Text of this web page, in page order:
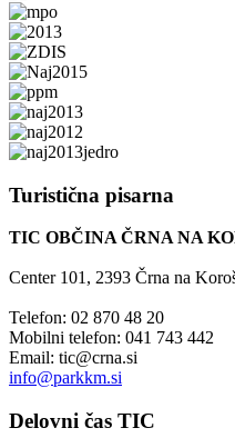
Turistična pisarna
TIC OBČINA ČRNA NA
Center 101, 2393 Črna na
Telefon: 02 870 48 20
Mobilni telefon: 041 743 442
Email: tic@crna.si
info@parkkm.si
Delovni čas TIC